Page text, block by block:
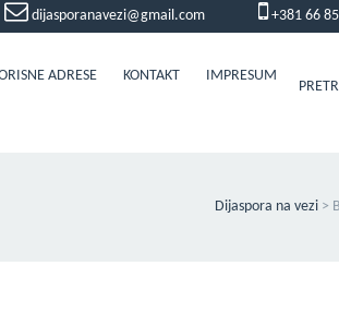
dijasporanavezi@gmail.com +381 66
ADRESE KONTAKT IMPRESUM
Dijaspora na vezi >